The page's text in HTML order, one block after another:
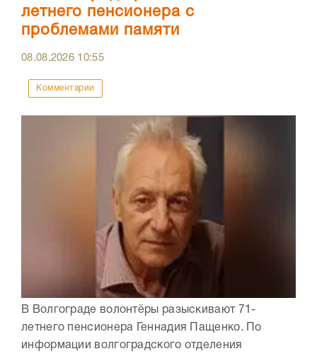
летнего пенсионера с
проблемами памяти
08.08.2026 10:55
Комментарии
В Волгограде волонтёры разыскивают 71-
летнего пенсионера Геннадия Пащенко. По
информации волгоградского отделения